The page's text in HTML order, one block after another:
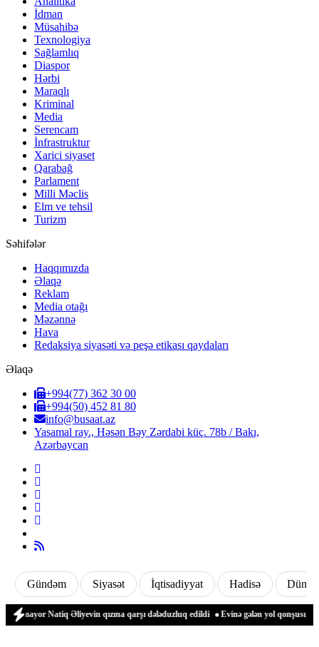
İdman
Müsahibə
Texnologiya
Sağlamlıq
Diaspor
Hərbi
Maraqlı
Kriminal
Media
Serencam
İnfrastruktur
Xarici siyaset
Qarabağ
Parlament
Milli Məclis
Elm ve tehsil
Turizm
Səhifələr
Haqqımızda
Əlaqə
Reklam
Media otağı
Məzənnə
Hava
Redaksiya siyasəti və peşə etikası qaydaları
Əlaqə
+994(77) 362 30 00
+994(50) 452 81 80
info@busaat.az
Yasamal ray., Həsən Bəy Zərdabi küç. 78b / Bakı,
Azərbaycan
Gündəm Siyasət İqtisadiyyat Hadisə Dünya
Natiq Əliyevin qızına qarşı dələduzluq edildi Evinə gələn yol qonşusu